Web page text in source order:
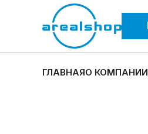
ГЛАВНАЯО КОМПАНИИ